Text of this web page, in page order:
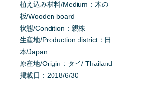
植え込み材料/Medium：木の
板/Wooden board
状態/Condition：親株
生産地/Production district：日
本/Japan
原産地/Origin：タイ/ Thailand
掲載日：2018/6/30